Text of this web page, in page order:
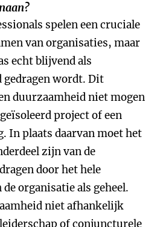
spelen een cruciale
van organisaties, maar
echt blijvend als
gedragen wordt. Dit
duurzaamheid niet mogen
project of een
In plaats daarvan moet het
zijn van de
door het hele
organisatie als geheel.
niet afhankelijk
of conjuncturele